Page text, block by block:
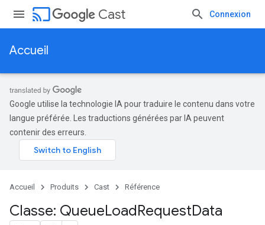
cast Cast Connexion
Accueil
Google utilise la technologie IA pour traduire le contenu dans votre
langue préférée. Les traductions générées par IA peuvent
contenir des erreurs.
Accueil Produits Cast Référence
Classe: QueueLoadRequestData